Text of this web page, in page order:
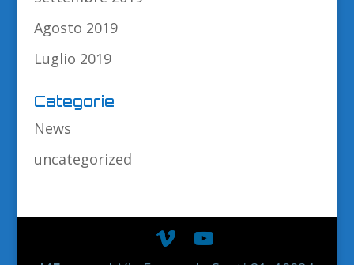
Agosto 2019
Luglio 2019
Categorie
News
uncategorized